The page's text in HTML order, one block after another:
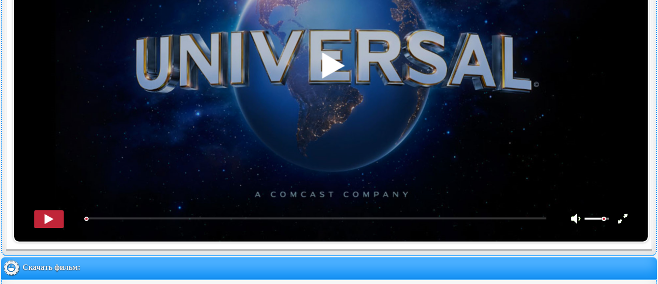
Скачать фильм: